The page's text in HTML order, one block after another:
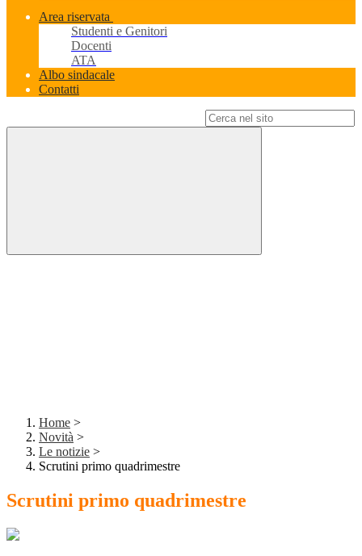
Area riservata
Studenti e Genitori
Docenti
ATA
Albo sindacale
Contatti
Home >
Novità >
Le notizie >
Scrutini primo quadrimestre
Scrutini primo quadrimestre